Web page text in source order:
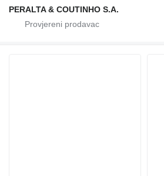
PERALTA & COUTINHO S.A.